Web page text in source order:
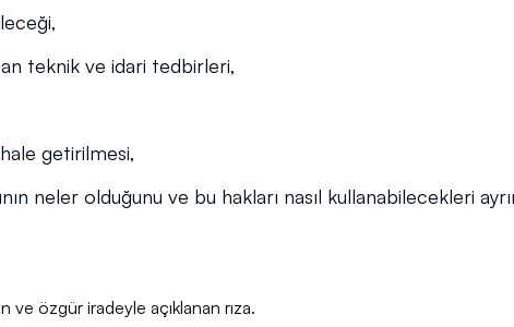
teknik ve idari tedbirleri,
getirilmesi,
neler olduğunu ve bu hakları nasıl kullanabilecekleri
ve özgür iradeyle açıklanan rıza.